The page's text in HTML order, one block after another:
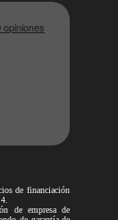
de financiación
de empresa de